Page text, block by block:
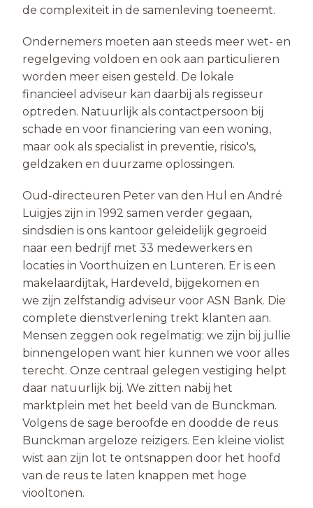
de complexiteit in de samenleving toeneemt.
Ondernemers moeten aan steeds meer wet- en
regel­geving voldoen en ook aan particulieren
worden meer eisen gesteld. De lokale
financieel adviseur kan daarbij als regisseur
optreden. Natuurlijk als contactpersoon bij
schade en voor financiering van een woning,
maar ook als specialist in preventie, risico's,
geldzaken en duurzame oplossingen.
Oud-directeuren Peter van den Hul en André
Luig­jes zijn in 1992 samen verder gegaan,
sindsdien is ons kantoor geleidelijk gegroeid
naar een bedrijf met 33 medewerkers en
locaties in Voorthuizen en Lunteren. Er is een
makelaardijtak, Hardeveld, bijgekomen en
we zijn zelfstandig adviseur voor ASN Bank. Die
complete dienstverlening trekt klanten aan.
Mensen zeggen ook regelmatig: we zijn bij jullie
binnengelopen want hier kunnen we voor alles
terecht. Onze centraal gelegen vestiging helpt
daar natuurlijk bij. We zitten nabij het
marktplein met het beeld van de Bunckman.
Volgens de sage beroofde en doodde de reus
Bunckman argelo­ze reizigers. Een kleine violist
wist aan zijn lot te ont­snappen door het hoofd
van de reus te laten knappen met hoge
viooltonen.